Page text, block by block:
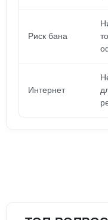
Риск бана
Интернет